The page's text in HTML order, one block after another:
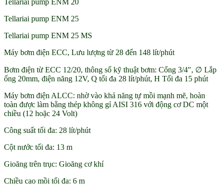
Tellariai pump ENM 25
Tellariai pump ENM 25 MS
Máy bơm điện ECC, Lưu lượng từ 28 đến 148 lít/phút
Bơm điện từ ECC 12/20, thông số kỹ thuật bơm: Cổng 3/4″, ∅ Lắp
ống 20mm, điện năng 12V, Q tối đa 28 lít/phút, H Tối đa 15 phút
Máy bơm điện ALCC: nhờ vào khả năng tự mồi mạnh mẽ, hoàn
toàn được làm bằng thép không gỉ AISI 316 với động cơ DC một
chiều (12 hoặc 24 Volt)
Công suất tối đa: 28 lít/phút
Cột nước tối đa: 13 m
Gioăng trên trục: Gioăng cơ khí
Chiều cao mồi tối đa: 6 m